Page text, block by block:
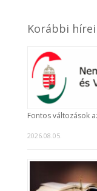
Korábbi
Fontos változások
2026.08.05.